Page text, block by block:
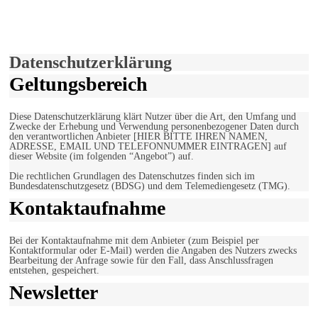
Datenschutzerklärung
Geltungsbereich
Diese Datenschutzerklärung klärt Nutzer über die Art, den Umfang und
Zwecke der Erhebung und Verwendung personenbezogener Daten durch
den verantwortlichen Anbieter [HIER BITTE IHREN NAMEN,
ADRESSE, EMAIL UND TELEFONNUMMER EINTRAGEN] auf
dieser Website (im folgenden “Angebot”) auf.
Die rechtlichen Grundlagen des Datenschutzes finden sich im
Bundesdatenschutzgesetz (BDSG) und dem Telemediengesetz (TMG).
Kontaktaufnahme
Bei der Kontaktaufnahme mit dem Anbieter (zum Beispiel per
Kontaktformular oder E-Mail) werden die Angaben des Nutzers zwecks
Bearbeitung der Anfrage sowie für den Fall, dass Anschlussfragen
entstehen, gespeichert.
Newsletter